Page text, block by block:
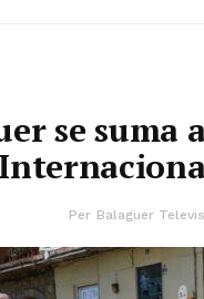
se suma
Per Balaguer